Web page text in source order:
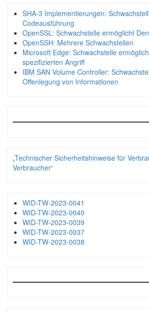
SHA-3 Implementierungen:
Codeausführung
OpenSSL: Schwachstelle ermöglicht
OpenSSH: Mehrere Schwachstellen
Microsoft Edge: Schwachstelle
spezifizierten Angriff
IBM SAN Volume Controller:
Offenlegung von Informationen
„Technischer Sicherheitshinweise für
Verbraucher“
WID-TW-2023-0041
WID-TW-2023-0040
WID-TW-2023-0039
WID-TW-2023-0037
WID-TW-2023-0038